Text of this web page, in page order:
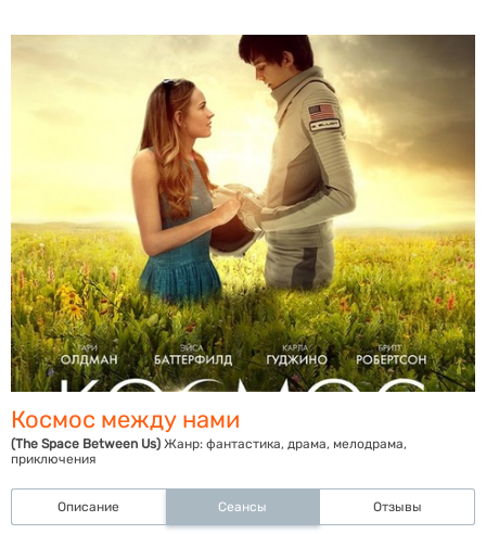
Космос между нами
(The Space Between Us) Жанр: фантастика, драма, мелодрама,
приключения
Описание Сеансы Отзывы